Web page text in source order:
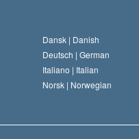
Dansk | Danish
Deutsch | German
Italiano | Italian
Norsk | Norwegian